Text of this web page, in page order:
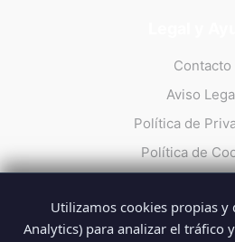
Contacto
Aviso
Política de
Política de
Utilizamos cookies propias y
Analytics) para analizar el tráfico